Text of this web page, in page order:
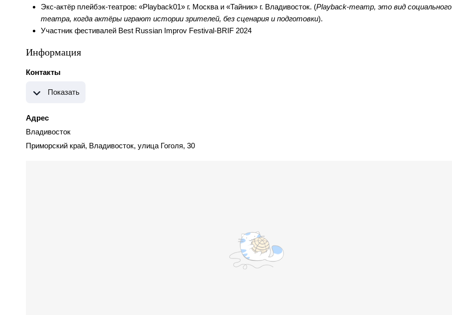
Экс-актёр плейбэк-театров: «Playback01» г. Москва и «Тайник» г. Владивосток. (Playback-театр, это вид социального
театра, когда актёры играют истории зрителей, без сценария и подготовки).
Участник фестивалей Best Russian Improv Festival-BRIF 2024
Информация
Контакты
Показать
Адрес
Владивосток
Приморский край, Владивосток, улица Гоголя, 30